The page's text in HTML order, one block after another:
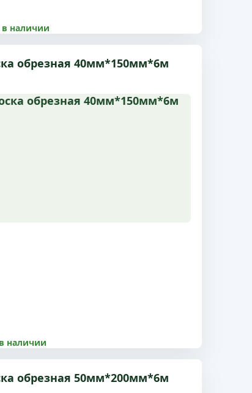
в наличии
р
30x150x6 м, 2 сорт, с доставкой по
обрезная 40мм*150мм*6м
наличии
р
40x150x6 м, 1 сорт, с доставкой по
обрезная 50мм*200мм*6м